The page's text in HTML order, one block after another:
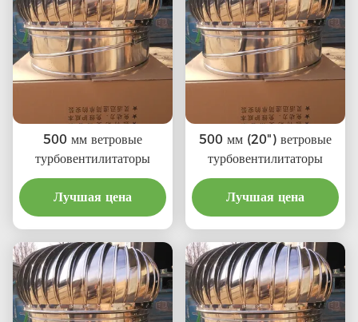
напрямую подключенный
к дымовому трубу и
выхлопной трубе и т. д.
500 мм ветровые
турбовентилитаторы
Лучшая цена
500 мм (20") ветровые
турбовентилитаторы
Лучшая цена